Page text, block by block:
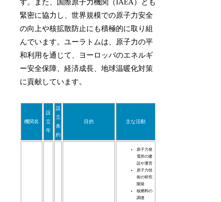
す。また、国際原子力機関（IAEA）とも
緊密に協力し、世界規模での原子力安全
の向上や核拡散防止にも積極的に取り組
んでいます。ユーラトムは、原子力の平
和利用を通じて、ヨーロッパのエネルギ
ー安全保障、経済成長、地球温暖化対策
に貢献しています。
機関名
設
立
年
設
立
条
約
目的 主な活動
原子力発
電所の建
設や運営
原子力技
術の研究
開発
核燃料の
調達